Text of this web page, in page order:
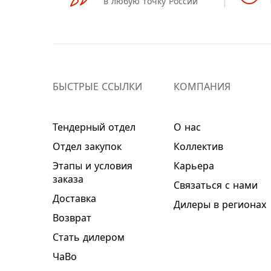
БЫСТРЫЕ ССЫЛКИ
Тендерный отдел
Отдел закупок
Этапы и условия
заказа
Доставка
Возврат
Стать дилером
ЧаВо
КОМПАНИЯ
О нас
Коллектив
Карьера
Связаться с нами
Дилеры в регионах